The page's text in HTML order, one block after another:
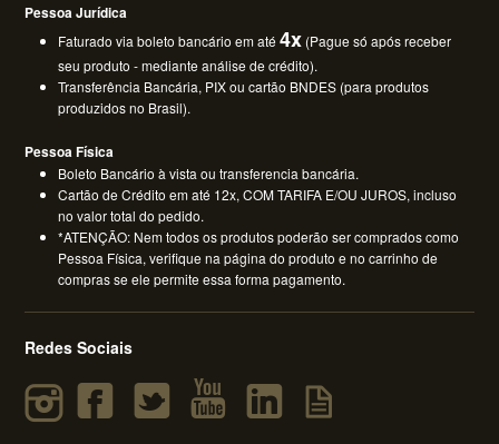
Pessoa Jurídica
Faturado via boleto bancário em até4x (Pague só após receber
seu produto - mediante análise de crédito).
Transferência Bancária, PIX ou cartão BNDES (para produtos
produzidos no Brasil).
Pessoa Física
Boleto Bancário à vista ou transferencia bancária.
Cartão de Crédito em até 12x, COM TARIFA E/OU JUROS, incluso
no valor total do pedido.
*ATENÇÃO: Nem todos os produtos poderão ser comprados como
Pessoa Física, verifique na página do produto e no carrinho de
compras se ele permite essa forma pagamento.
Redes Sociais